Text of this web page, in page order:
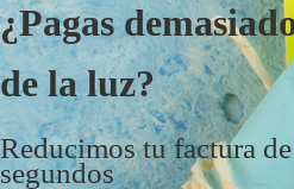
¿Pagas
de la luz?
Reducimos tu factura
segundos